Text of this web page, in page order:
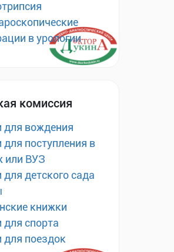
в урологии
комиссия
для вождения
для поступления в
или ВУЗ
для детского сада
книжки
для спорта
для поездок